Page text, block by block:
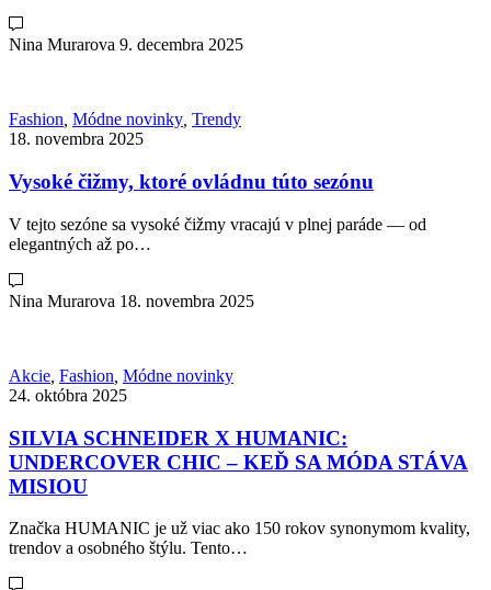
Nina Murarova 9. decembra 2025
Fashion, Módne novinky, Trendy
18. novembra 2025
Vysoké čižmy, ktoré ovládnu túto sezónu
V tejto sezóne sa vysoké čižmy vracajú v plnej paráde — od
elegantných až po…
Nina Murarova 18. novembra 2025
Akcie Fashion Módne novinky
24. októbra 2025
SILVIA SCHNEIDER X HUMANIC:
UNDERCOVER CHIC – KEĎ SA MÓDA STÁVA
MISIOU
Značka HUMANIC je už viac ako 150 rokov synonymom kvality,
trendov a osobného štýlu. Tento…